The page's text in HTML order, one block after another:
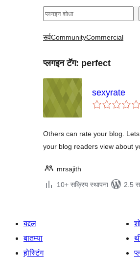
शोधा
सर्वCommunityCommercial
प्लगइन टॅग: perfect
sexyrate
Others can rate your blog.
your blog readers view about
mrsajith
10+ सक्रिय स्थापना
2.5
बद्दल
बातम्या
होस्टिंग